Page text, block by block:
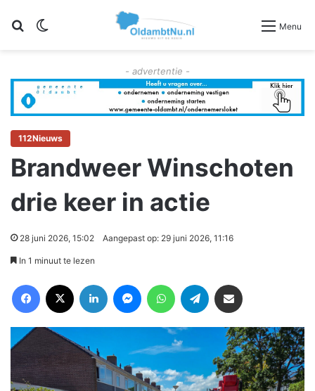
Zoeken Menu
- advertentie -
112Nieuws
Brandweer Winschoten
drie keer in actie
28 juni 2026, 15:02 Aangepast op: 29 juni 2026, 11:16
In 1 minuut te lezen